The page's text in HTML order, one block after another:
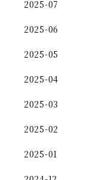
2025-07
2025-06
2025-05
2025-04
2025-03
2025-02
2025-01